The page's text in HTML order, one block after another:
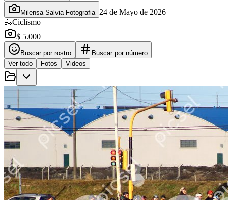
Milensa Salvia Fotografia 24 de Mayo de 2026
🚴Ciclismo
$ 5.000
Buscar por rostro
Buscar por número
Ver todo
Fotos Videos